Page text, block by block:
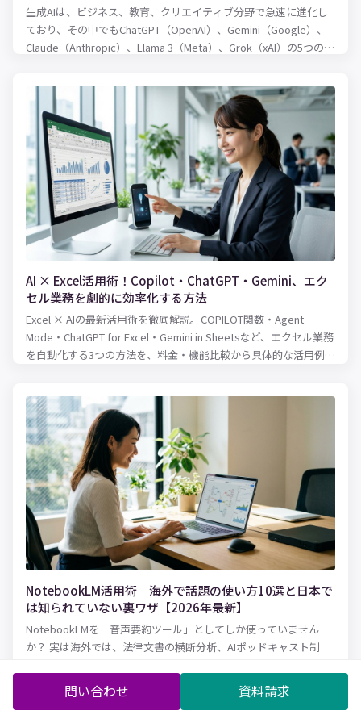
生成AIは、ビジネス、教育、クリエイティブ分野で急速に進化し
ており、その中でもChatGPT（OpenAI）、Gemini（Google）、
Claude（Anthropic）、Llama 3（Meta）、Grok（xAI）の5つのモ
ポイントで比較します。
AI × Excel活用術！Copilot・ChatGPT・Gemini、エク
セル業務を劇的に効率化する方法
Excel × AIの最新活用術を徹底解説。COPILOT関数・Agent
Mode・ChatGPT for Excel・Gemini in Sheetsなど、エクセル業務
を自動化する3つの方法を、料金・機能比較から具体的な活用例ま
NotebookLM活用術｜海外で話題の使い方10選と日本で
は知られていない裏ワザ【2026年最新】
NotebookLMを「音声要約ツール」としてしか使っていません
か？ 実は海外では、法律文書の横断分析、AIポッドキャスト制
まだ知られていない驚きの活用法が広がっています。2026年3月
にはCinematic Video Overviewsも登場。この記事では、英語圏
問い合わせ 資料請求